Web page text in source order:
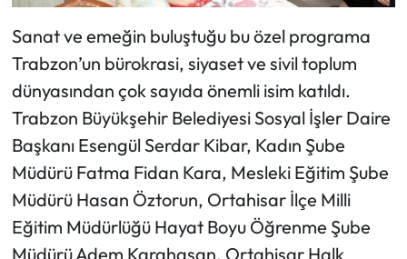
Sanat ve emeğin buluştuğu bu özel programa
Trabzon’un bürokrasi, siyaset ve sivil toplum
dünyasından çok sayıda önemli isim katıldı.
Trabzon Büyükşehir Belediyesi Sosyal İşler Daire
Başkanı Esengül Serdar Kibar, Kadın Şube
Müdürü Fatma Fidan Kara, Mesleki Eğitim Şube
Müdürü Hasan Öztorun, Ortahisar İlçe Milli
Eğitim Müdürlüğü Hayat Boyu Öğrenme Şube
Müdürü Adem Karahasan, Ortahisar Halk